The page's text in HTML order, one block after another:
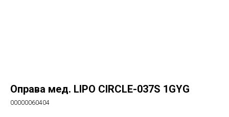
Оправа мед. LIPO CIRCLE-037S 1GYG
00000060404